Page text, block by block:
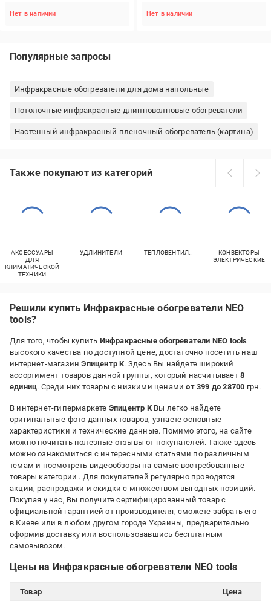
Нет в наличии Нет в наличии
Популярные запросы
Инфракрасные обогреватели для дома напольные
Потолочные инфракрасные длинноволновые обогреватели
Настенный инфракрасный пленочный обогреватель (картина)
Также покупают из категорий
АКСЕССУАРЫ
ДЛЯ
КЛИМАТИЧЕСКОЙ
ТЕХНИКИ
УДЛИНИТЕЛИ
КОНВЕКТОРЫ
ЭЛЕКТРИЧЕСКИЕ
Решили купить Инфракрасные обогреватели NEO
tools?
Для того, чтобы купить Инфракрасные обогреватели NEO tools
высокого качества по доступной цене, достаточно посетить наш
интернет-магазинЭпицентр К. Здесь Вы найдете широкий
ассортимент товаров данной группы, который насчитывает8
единиц. Среди них товары с низкими ценамиот 399 до 28700 грн.
В интернет-гипермаркете Эпицентр КВы легко найдете
оригинальные фото данных товаров, узнаете основные
характеристики и технические данные. Помимо этого, на сайте
можно почитать полезные отзывы от покупателей. Также здесь
можно ознакомиться с интересными статьями по различным
темам и посмотреть видеообзоры на самые востребованные
товары категории . Для покупателей регулярно проводятся
акции, распродажи и скидки с множеством выгодных позиций.
Покупая у нас, Вы получите сертифицированный товар с
официальной гарантией от производителя, сможете забрать его
в Киеве или в любом другом городе Украины, предварительно
оформив доставку или воспользовавшись бесплатным
самовывозом.
Цены на Инфракрасные обогреватели NEO tools
Товар
Цена